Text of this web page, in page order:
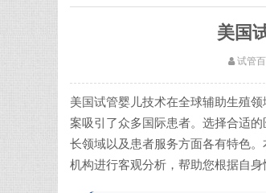
美国
试管
美国试管婴儿技术在全球辅助生殖
案吸引了众多国际患者。选择合适
长领域以及患者服务方面各有特色
机构进行客观分析，帮助您根据自身